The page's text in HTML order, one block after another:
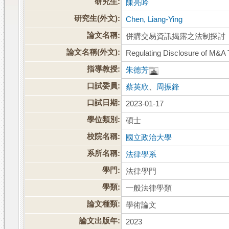
陳亮吟
研究生(外文):
Chen, Liang-Ying
論文名稱:
併購交易資訊揭露之法制探討
論文名稱(外文):
Regulating Disclosure of M&A
指導教授:
朱德芳
口試委員:
蔡英欣
周振鋒
口試日期:
2023-01-17
學位類別:
碩士
校院名稱:
國立政治大學
系所名稱:
法律學系
學門:
法律學門
學類:
一般法律學類
論文種類:
學術論文
論文出版年:
2023